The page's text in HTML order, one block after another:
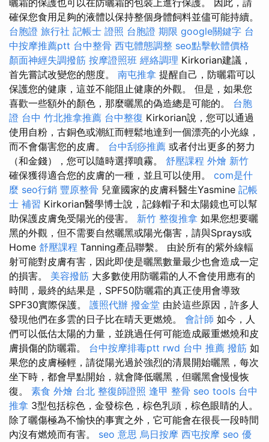
曬霜的保護也可以在防曬霜的包裝上進行保護。 因此，請
確保您食用足夠的液體以保持整個身體飼料並儘可能持續。
台胞證 旅行社 記帳士 證照 台胞證 期限 google關鍵字 台
中按摩推薦ptt 台中整骨 西屯體態調整 seo點擊軟體價格
顏面神經失調撥筋 按摩證照班 經絡調理 Kirkorian建議，
首先嘗試改變您的態度。 南屯推拿 提醒自己，防曬霜可以
保護您的健康，這並不能阻止健康的外觀。 但是，如果您
喜歡一些額外的顏色，那麼曬黑的偽造總是可能的。 台胞
證 台中 竹北推拿推薦 台中整復 Kirkorian說，您可以通過
使用自粉，古銅色或潮紅而輕鬆地達到一個漂亮的小光線，
而不會傷害您的皮膚。 台中刮痧推薦 或者付出更多的努力
（和金錢），您可以隨時選擇噴霧。 舒壓課程 外燴 新竹
確保獲得適合您的皮膚的一種，並且可以使用。 com是什
麼 seo行銷 豐原整骨 兒童國家的皮膚科醫生Yasmine 記帳
士 補習 Kirkorian醫學博士說，記錄帽子和太陽鏡也可以幫
助保護皮膚免受陽光的侵害。 新竹 整復推拿 如果您想要曬
黑的外觀，但不需要自然曬黑或陽光傷害，請與Sprays或
Home 舒壓課程 Tanning產品聯繫。 由於所有的紫外線輻
射可能對皮膚有害，因此即使是曬黑數量最少也會造成一定
的損害。 美容撥筋 大多數使用防曬霜的人不會使用應有的
時間，最終的結果是，SPF50防曬霜的真正使用會導致
SPF30實際保護。 護照代辦 撥金堂 由於這些原因，許多人
發現他們在多雲的日子比在晴天更燃燒。 會計師 如今，人
們可以低估太陽的力量，並跳過任何可能造成嚴重燃燒和皮
膚損傷的防曬霜。 台中按摩排毒ptt rwd 台中 推薦 撥筋 如
果您的皮膚極輕，請從陽光過於強烈的清晨開始曬黑，每次
坐下時，都會早點開始，就會降低曬黑，但曬黑會慢慢恢
復。 素食 外燴 台北 整復師證照 逢甲 整骨 seo tools 台中
推拿 3型包括棕色，金發棕色，棕色乳頭，棕色眼睛的人。
除了曬傷極為不愉快的事實之外，它可能會在很長一段時間
內沒有燃燒而有害。 seo 意思 烏日按摩 西屯按摩 seo 優